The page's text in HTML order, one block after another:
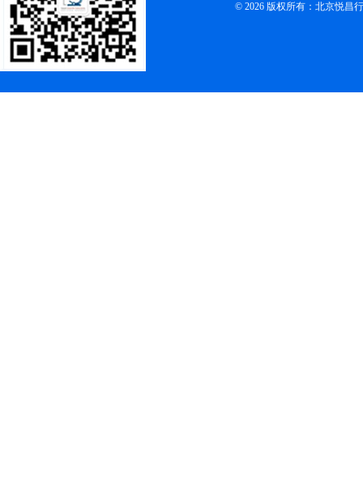
© 2026 版权所有：北京悦昌